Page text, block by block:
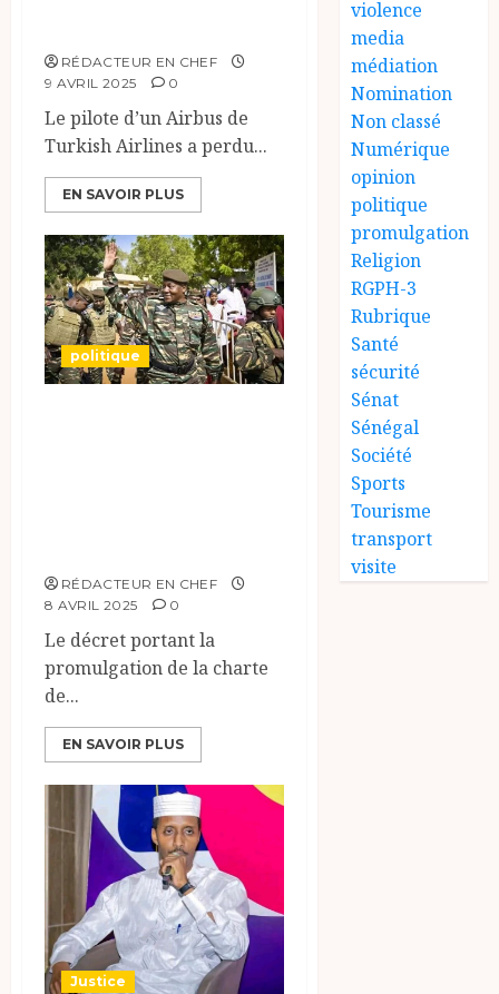
RÉDACTEUR EN CHEF
9 AVRIL 2025
0
Le pilote d’un Airbus de
Turkish Airlines a perdu...
EN SAVOIR PLUS
politique
RÉDACTEUR EN CHEF
8 AVRIL 2025
0
Le décret portant la
promulgation de la charte
de...
EN SAVOIR PLUS
Justice
violence
media
médiation
Nomination
Non classé
Numérique
opinion
politique
promulgation
Religion
RGPH-3
Rubrique
Santé
sécurité
Sénat
Sénégal
Société
Sports
Tourisme
transport
visite